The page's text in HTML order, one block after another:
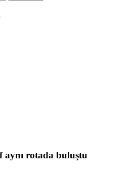
aynı rotada buluştu